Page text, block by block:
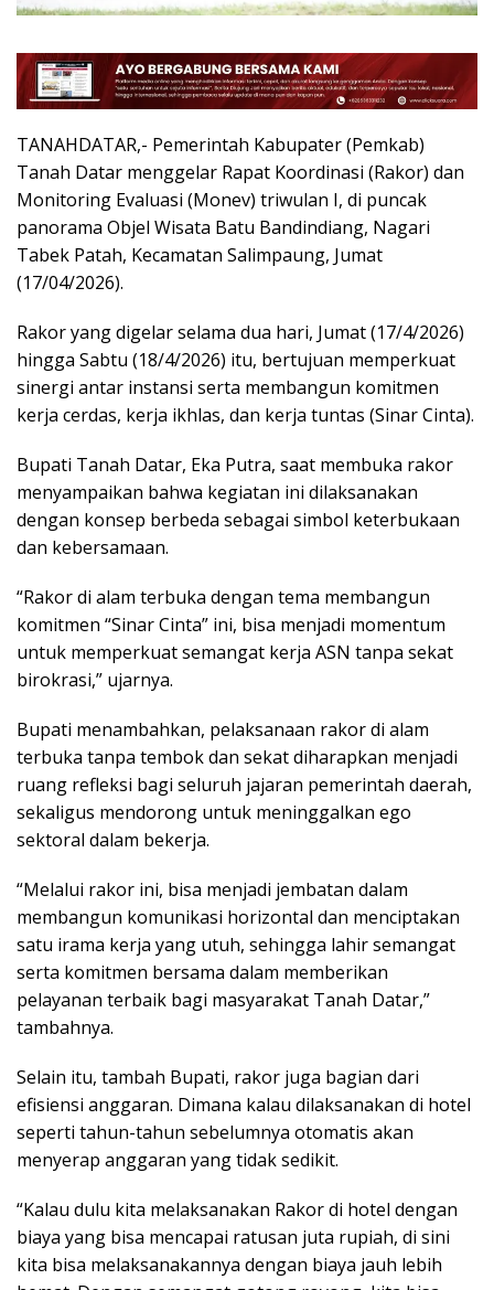
TANAHDATAR,- Pemerintah Kabupater (Pemkab)
Tanah Datar menggelar Rapat Koordinasi (Rakor) dan
Monitoring Evaluasi (Monev) triwulan I, di puncak
panorama Objel Wisata Batu Bandindiang, Nagari
Tabek Patah, Kecamatan Salimpaung, Jumat
(17/04/2026).
Rakor yang digelar selama dua hari, Jumat (17/4/2026)
hingga Sabtu (18/4/2026) itu, bertujuan memperkuat
sinergi antar instansi serta membangun komitmen
kerja cerdas, kerja ikhlas, dan kerja tuntas (Sinar Cinta).
Bupati Tanah Datar, Eka Putra, saat membuka rakor
menyampaikan bahwa kegiatan ini dilaksanakan
dengan konsep berbeda sebagai simbol keterbukaan
dan kebersamaan.
“Rakor di alam terbuka dengan tema membangun
komitmen “Sinar Cinta” ini, bisa menjadi momentum
untuk memperkuat semangat kerja ASN tanpa sekat
birokrasi,” ujarnya.
Bupati menambahkan, pelaksanaan rakor di alam
terbuka tanpa tembok dan sekat diharapkan menjadi
ruang refleksi bagi seluruh jajaran pemerintah daerah,
sekaligus mendorong untuk meninggalkan ego
sektoral dalam bekerja.
“Melalui rakor ini, bisa menjadi jembatan dalam
membangun komunikasi horizontal dan menciptakan
satu irama kerja yang utuh, sehingga lahir semangat
serta komitmen bersama dalam memberikan
pelayanan terbaik bagi masyarakat Tanah Datar,”
tambahnya.
Selain itu, tambah Bupati, rakor juga bagian dari
efisiensi anggaran. Dimana kalau dilaksanakan di hotel
seperti tahun-tahun sebelumnya otomatis akan
menyerap anggaran yang tidak sedikit.
“Kalau dulu kita melaksanakan Rakor di hotel dengan
biaya yang bisa mencapai ratusan juta rupiah, di sini
kita bisa melaksanakannya dengan biaya jauh lebih